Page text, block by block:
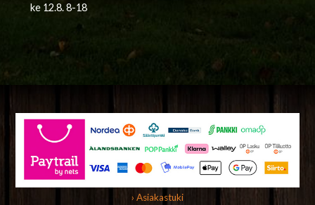
ke 12.8. 8-18
› Asiakastuki